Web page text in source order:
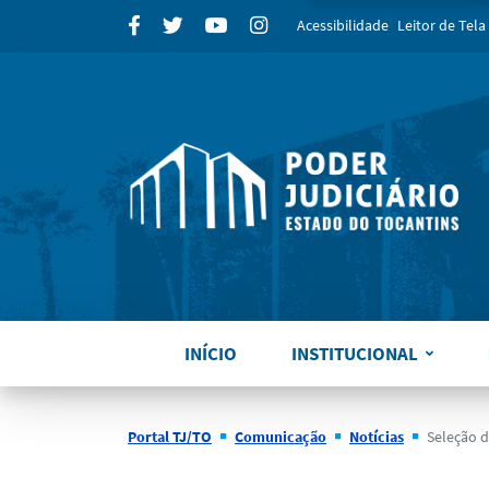
para
FacebookTwitter YoutubeInstagram
Acessibilidade Leitor de Tela
INÍCIO INSTITUCIONAL
Portal TJ/TO Comunicação Notícias Seleção de